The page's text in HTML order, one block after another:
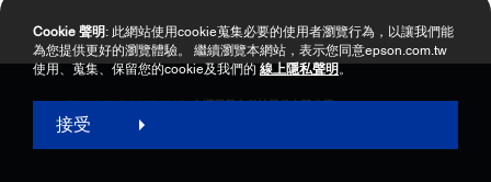
Copyright © 2000-2026 台灣愛普生科技股份有限公司
網站使用暨會員服務條款
Cookie 聲明 : 此網站使用cookie蒐集必要的使用者瀏覽行為，以讓我們能
為您提供更好的瀏覽體驗。 繼續瀏覽本網站，表示您同意epson.com.tw
使用、蒐集、保留您的cookie及我們的 線上隱私聲明 。
接受